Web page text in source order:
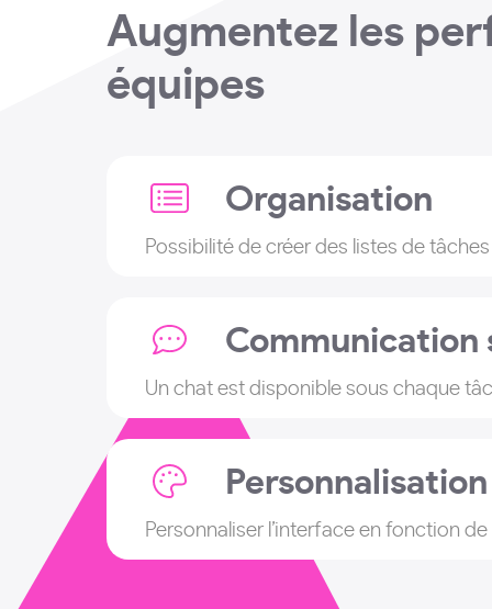
Augmentez les
équipes
Organisation
Possibilité de créer des listes de
Communication
Un chat est disponible sous chaque
Personnalisation
Personnaliser l’interface en fonction